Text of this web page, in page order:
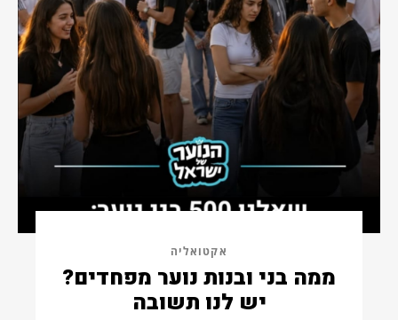
אקטואליה
ממה בני ובנות נוער מפחדים?
יש לנו תשובה